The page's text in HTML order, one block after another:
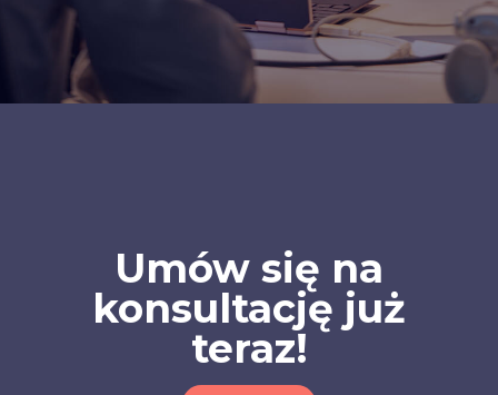
Umów się na
konsultację już
teraz!